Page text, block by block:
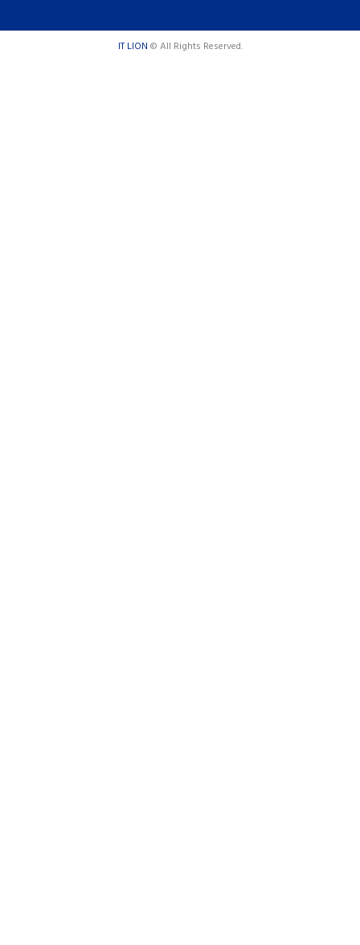
IT LION © All Rights Reserved.